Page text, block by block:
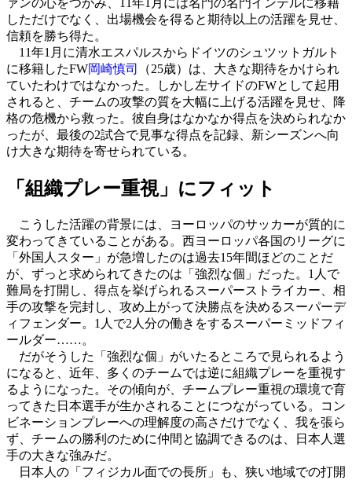
しただけでなく、出場機会を得ると期待以上の活躍を見せ、
信頼を勝ち得た。
11年1月に清水エスパルスからドイツのシュツットガルト
に移籍したFW岡崎慎司
（25歳）は、大きな期待をかけられ
ていたわけではなかった。しかし左サイドのFWとして起用
されると、チームの攻撃の質を大幅に上げる活躍を見せ、降
格の危機から救った。彼自身はなかなか得点を決められなか
ったが、最後の2試合で見事な得点を記録、新シーズンへ向
け大きな期待を寄せられている。
「組織プレー重視」にフィット
こうした活躍の背景には、ヨーロッパのサッカーが質的に
変わってきていることがある。西ヨーロッパ各国のリーグに
「外国人スター」が急増したのは過去15年間ほどのことだ
が、ずっと求められてきたのは「強烈な個」だった。1人で
難局を打開し、得点を挙げられるスーパーストライカー、相
手の攻撃を完封し、攻め上がって決勝点を決めるスーパーデ
ィフェンダー。1人で2人分の働きをするスーパーミッドフィ
ールダー……。
だがそうした「強烈な個」がいたるところで見られるよう
になると、近年、多くのチームでは逆に組織プレーを重視す
るようになった。その傾向が、チームプレー重視の環境で育
ってきた日本選手が生かされることにつながっている。コン
ビネーションプレーへの理解度の高さだけでなく、我を張ら
ず、チームの勝利のために仲間と協調できるのは、日本人選
手の大きな強みだ。
日本人の「フィジカル面での長所」も、狭い地域での打開